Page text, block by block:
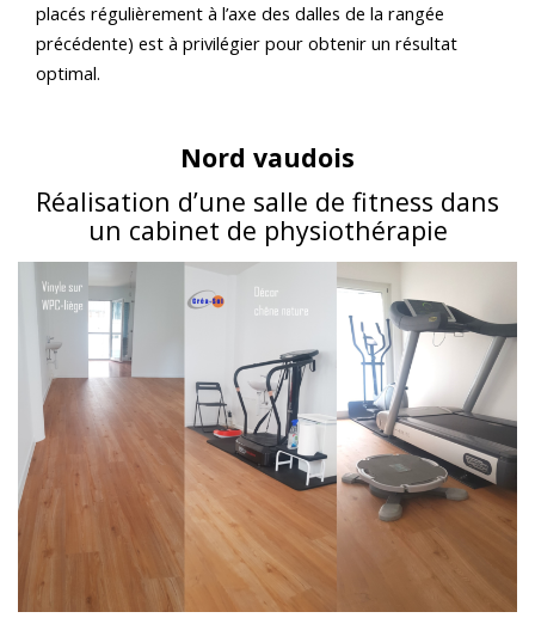
placés régulièrement à l’axe des dalles de la rangée
précédente) est à privilégier pour obtenir un résultat
optimal.
Nord vaudois
Réalisation d’une salle de fitness dans
un cabinet de physiothérapie